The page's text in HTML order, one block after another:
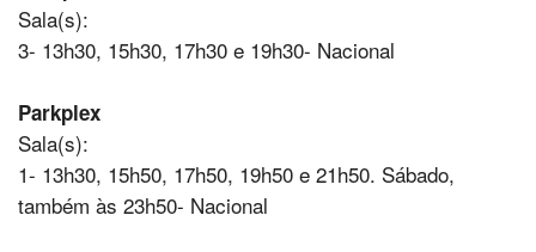
Sala(s):
3- 13h30, 15h30, 17h30 e 19h30- Nacional
Parkplex
Sala(s):
1- 13h30, 15h50, 17h50, 19h50 e 21h50. Sábado,
também às 23h50- Nacional